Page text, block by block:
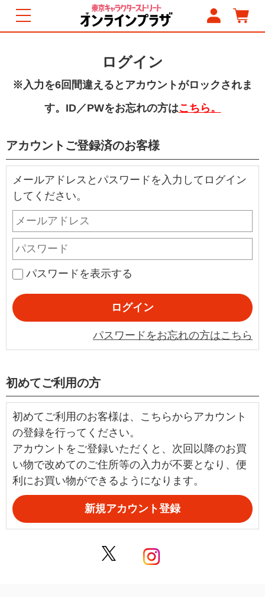
ログイン
※入力を6回間違えるとアカウントがロックされま
す。ID／PWをお忘れの方はこちら。
アカウントご登録済のお客様
メールアドレスとパスワードを入力してログイン
してください。
パスワードを表示する
パスワードをお忘れの方はこちら
初めてご利用の方
初めてご利用のお客様は、こちらからアカウント
の登録を行ってください。
アカウントをご登録いただくと、次回以降のお買
い物で改めてのご住所等の入力が不要となり、便
利にお買い物ができるようになります。